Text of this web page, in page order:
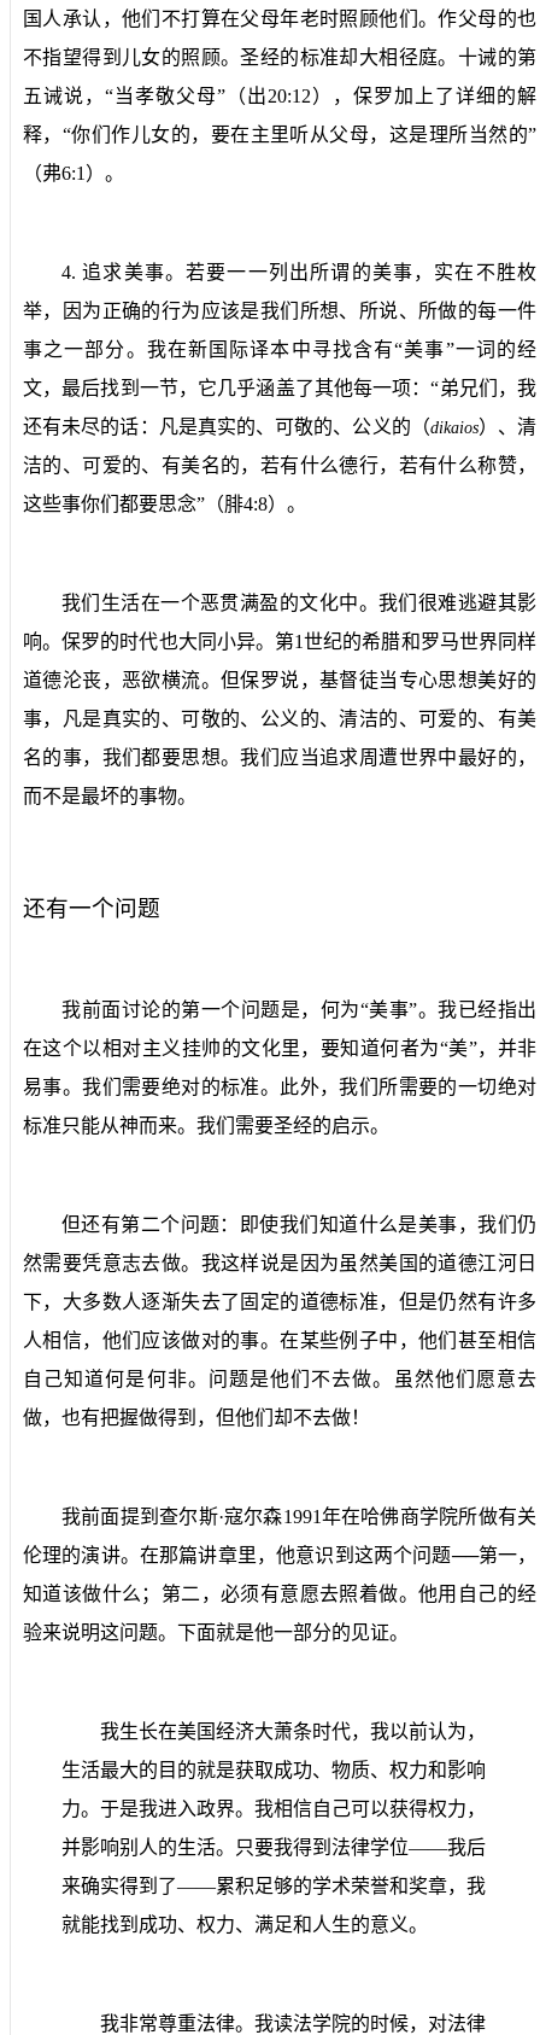
国人承认，他们不打算在父母年老时照顾他们。作父母的也
不指望得到儿女的照顾。圣经的标准却大相径庭。十诫的第
五诫说，“当孝敬父母”（出20:12），保罗加上了详细的解
释，“你们作儿女的，要在主里听从父母，这是理所当然的”
（弗6:1 ）。
4.追求美事。若要一一列出所谓的美事，实在不胜枚
举，因为正确的行为应该是我们所想、所说、所做的每一件
事之一部分。我在新国际译本中寻找含有“美事”一词的经
文，最后找到一节，它几乎涵盖了其他每一项：“弟兄们，我
还有未尽的话：凡是真实的、可敬的、公义的（dikaios）、清
洁的、可爱的、有美名的，若有什么德行，若有什么称赞，
这些事你们都要思念”（腓4:8）。
我们生活在一个恶贯满盈的文化中。我们很难逃避其影
响。保罗的时代也大同小异。第1世纪的希腊和罗马世界同样
道德沦丧，恶欲横流。但保罗说，基督徒当专心思想美好的
事，凡是真实的、可敬的、公义的、清洁的、可爱的、有美
名的事，我们都要思想。我们应当追求周遭世界中最好的，
而不是最坏的事物。
还有一个问题
我前面讨论的第一个问题是，何为“美事”。我已经指出
在这个以相对主义挂帅的文化里，要知道何者为“美”，并非
易事。我们需要绝对的标准。此外，我们所需要的一切绝对
标准只能从神而来。我们需要圣经的启示。
但还有第二个问题：即使我们知道什么是美事，我们仍
然需要凭意志去做。我这样说是因为虽然美国的道德江河日
下，大多数人逐渐失去了固定的道德标准，但是仍然有许多
人相信，他们应该做对的事。在某些例子中，他们甚至相信
自己知道何是何非。问题是他们不去做。虽然他们愿意去
做，也有把握做得到，但他们却不去做！
我前面提到查尔斯·寇尔森1991年在哈佛商学院所做有关
伦理的演讲。在那篇讲章里，他意识到这两个问题──第一，
知道该做什么；第二，必须有意愿去照着做。他用自己的经
验来说明这问题。下面就是他一部分的见证。
我生长在美国经济大萧条时代，我以前认为，
生活最大的目的就是获取成功、物质、权力和影响
力。于是我进入政界。我相信自己可以获得权力，
并影响别人的生活。只要我得到法律学位——我后
来确实得到了——累积足够的学术荣誉和奖章，我
就能找到成功、权力、满足和人生的意义。
我非常尊重法律。我读法学院的时候，对法律